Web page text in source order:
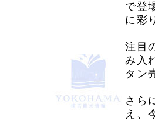
で登
に彩
注目
み入
タン
さら
え、